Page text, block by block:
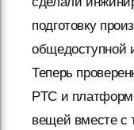
подготовку
общедоступной
Теперь
PTC и
вещей вместе с